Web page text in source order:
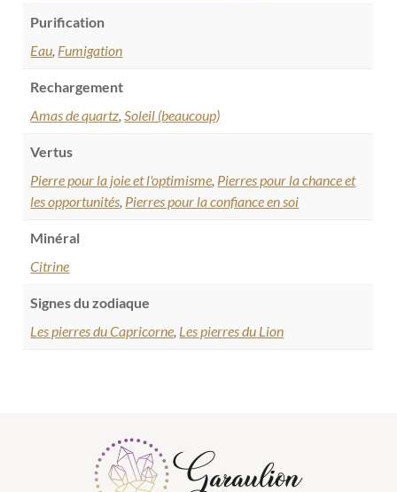
Purification
Eau, Fumigation
Rechargement
Amas de quartz,Soleil (beaucoup)
Vertus
Pierre pour la joie et l'optimisme, Pierres pour la chance et
les opportunités, Pierres pour la confiance en soi
Minéral
Citrine
Signes du zodiaque
Les pierres du Capricorne, Les pierres du Lion